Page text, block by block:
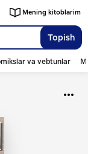
Topish
Mening kitoblarim
va vebtunlar